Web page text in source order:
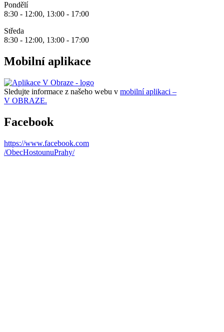
Pondělí
8:30 - 12:00, 13:00 - 17:00
Středa
8:30 - 12:00, 13:00 - 17:00
Mobilní aplikace
Sledujte informace z našeho webu v mobilní aplikaci –
V OBRAZE.
Facebook
https://www.facebook.com
/ObecHostounuPrahy/